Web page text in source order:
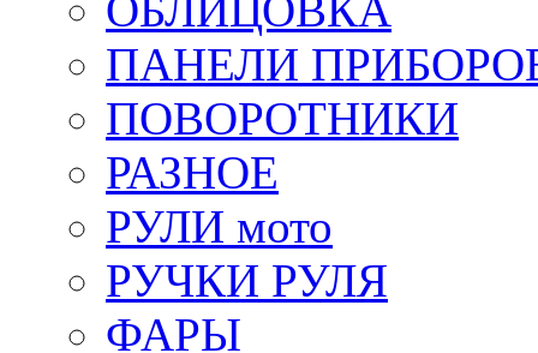
ОБЛИЦОВКА
ПАНЕЛИ
ПОВОРОТНИКИ
РАЗНОЕ
РУЛИ мото
РУЧКИ РУЛЯ
ФАРЫ